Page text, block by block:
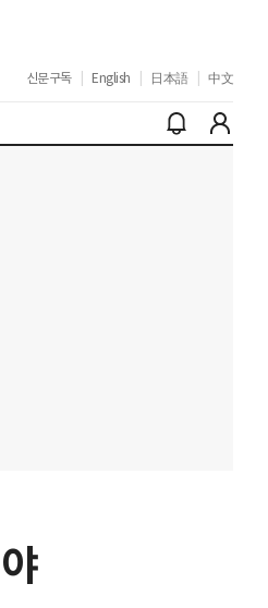
신문구독 English 日本語 中文